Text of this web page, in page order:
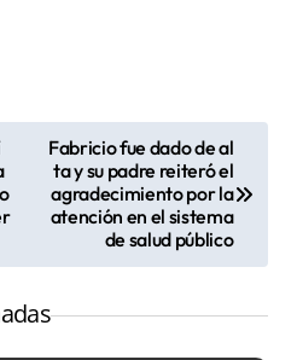
Fabricio fue dado de al
ta y su padre reiteró el
agradecimiento por la
atención en el sistema
de salud público